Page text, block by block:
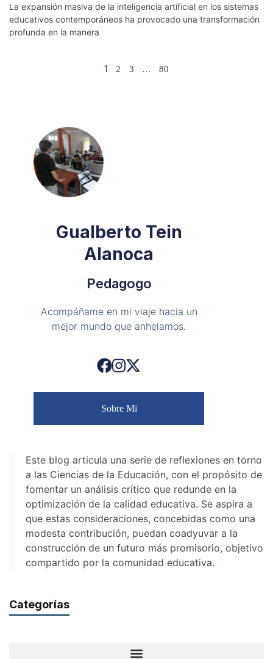
La expansión masiva de la inteligencia artificial en los sistemas
educativos contemporáneos ha provocado una transformación
profunda en la manera
1 2 3 … 80
Gualberto Tein
Alanoca
Pedagogo
Acompáñame en mi viaje hacia un
mejor mundo que anhelamos.
Sobre Mi
Este blog articula una serie de reflexiones en torno
a las Ciencias de la Educación, con el propósito de
fomentar un análisis crítico que redunde en la
optimización de la calidad educativa. Se aspira a
que estas consideraciones, concebidas como una
modesta contribución, puedan coadyuvar a la
construcción de un futuro más promisorio, objetivo
compartido por la comunidad educativa.
Categorías